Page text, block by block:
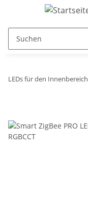
LEDs für den Innenbereich